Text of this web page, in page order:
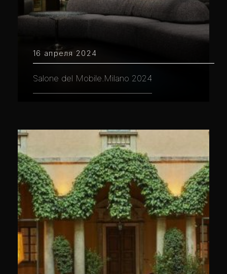
16 апреля 2024
Salone del Mobile.Milano 2024